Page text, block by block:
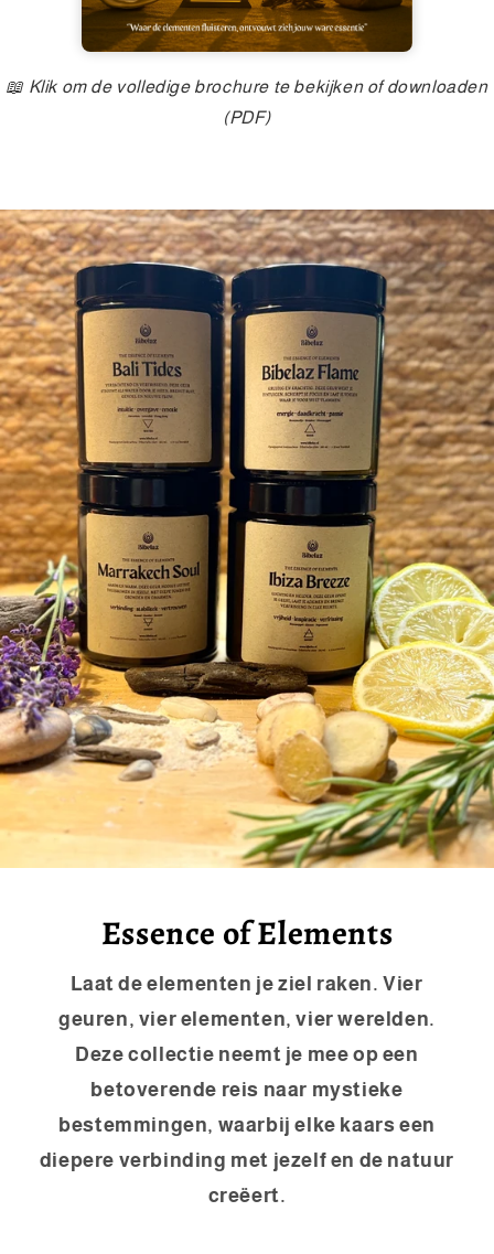
📖 Klik om de volledige brochure te bekijken of downloaden
(PDF)
Essence of Elements
Laat de elementen je ziel raken. Vier
geuren, vier elementen, vier werelden.
Deze collectie neemt je mee op een
betoverende reis naar mystieke
bestemmingen, waarbij elke kaars een
diepere verbinding met jezelf en de natuur
creëert.